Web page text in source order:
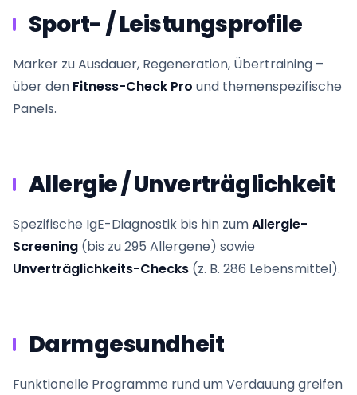
Sport- / Leistungsprofile
Marker zu Ausdauer, Regeneration, Übertraining –
über den Fitness-Check Pro und themenspezifische
Panels.
Allergie / Unverträglichkeit
Spezifische IgE-Diagnostik bis hin zumAllergie-
Screening (bis zu 295 Allergene) sowie
Unverträglichkeits-Checks (z. B. 286 Lebensmittel).
Darmgesundheit
Funktionelle Programme rund um Verdauung greifen